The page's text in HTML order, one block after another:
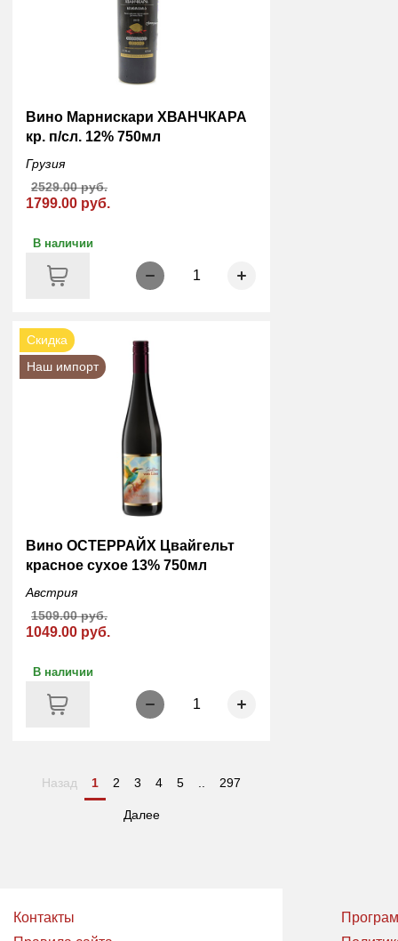
Вино Марнискари ХВАНЧКАРА
кр. п/сл. 12% 750мл
Грузия
1799.00 руб.
2529.00 руб.
В наличии
1
Скидка
Наш импорт
Вино ОСТЕРРАЙХ Цвайгельт
красное сухое 13% 750мл
Австрия
1049.00 руб.
1509.00 руб.
В наличии
1
Назад 1 2 3 4 5 297
Далее
Контакты